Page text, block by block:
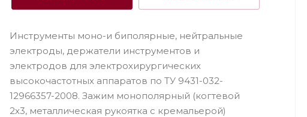
Инструменты моно-и биполярные, нейтральные
электроды, держатели инструментов и
электродов для электрохирургических
высокочастотных аппаратов по ТУ 9431-032-
12966357-2008. Зажим монополярный (когтевой
2х3, металлическая рукоятка с кремальерой)